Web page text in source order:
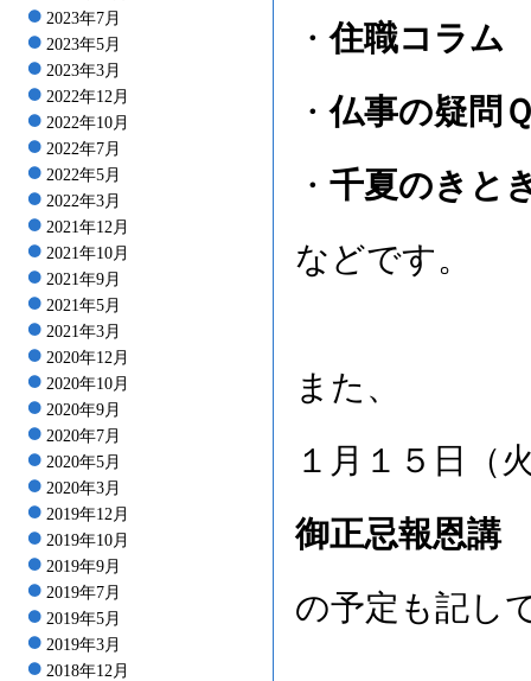
2023年7月
2023年5月
2023年3月
2022年12月
2022年10月
2022年7月
2022年5月
2022年3月
2021年12月
2021年10月
2021年9月
2021年5月
2021年3月
2020年12月
2020年10月
2020年9月
2020年7月
2020年5月
2020年3月
2019年12月
2019年10月
2019年9月
2019年7月
2019年5月
2019年3月
2018年12月
・住職コラム
・仏事の疑問
・ 千夏のきと
などです。
また、
１月１５日（
御正忌報恩講
の予定も記し